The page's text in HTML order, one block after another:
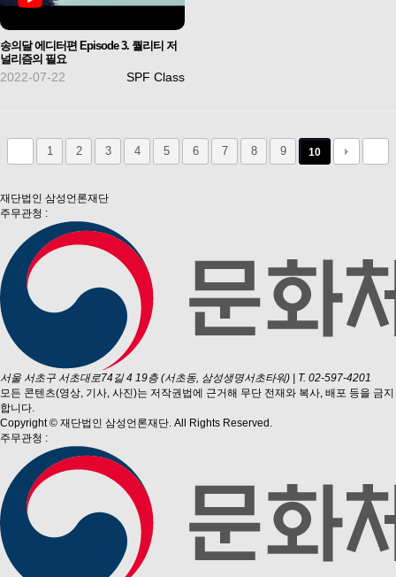
송의달 에디터편 Episode 3. 퀄리티 저
널리즘의 필요
2022-07-22 SPF Class
1 2 3 4 5 6 7 8 9 10
재단법인 삼성언론재단
주무관청 :
서울 서초구 서초대로74길 4 19층 (서초동, 삼성생명서초타워)
T. 02-597-4201
모든 콘텐츠(영상, 기사, 사진)는 저작권법에 근거해 무단 전재와 복사, 배포 등을 금지
합니다.
Copyright © 재단법인 삼성언론재단. All Rights Reserved.
주무관청 :